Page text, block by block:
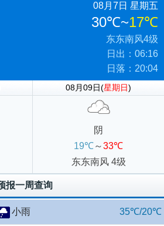
08月7日 星期五
30℃~17℃
东东南风4级
日出：06:16
日落：20:04
08月09日(星期日)
阴
19℃～33℃
东东南风 4级
报一周查询
小雨 35℃/20℃